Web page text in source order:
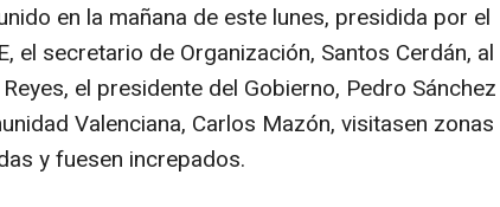
en la mañana de este lunes, presidida por el
el secretario de Organización, Santos Cerdán, al
el presidente del Gobierno, Pedro
Valenciana, Carlos Mazón, visitasen zonas
y fuesen increpados.